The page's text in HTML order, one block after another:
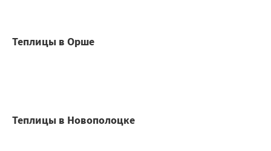
Теплицы в Орше
Теплицы в Новополоцке